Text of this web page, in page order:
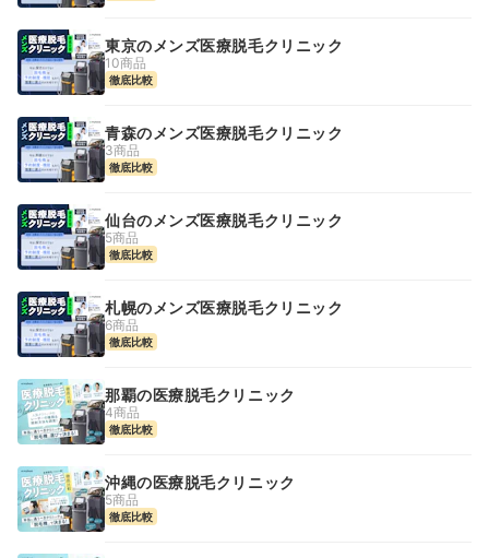
東京のメンズ医療脱毛クリニック
10商品
徹底比較
青森のメンズ医療脱毛クリニック
3商品
徹底比較
仙台のメンズ医療脱毛クリニック
5商品
徹底比較
札幌のメンズ医療脱毛クリニック
6商品
徹底比較
那覇の医療脱毛クリニック
4商品
徹底比較
沖縄の医療脱毛クリニック
5商品
徹底比較